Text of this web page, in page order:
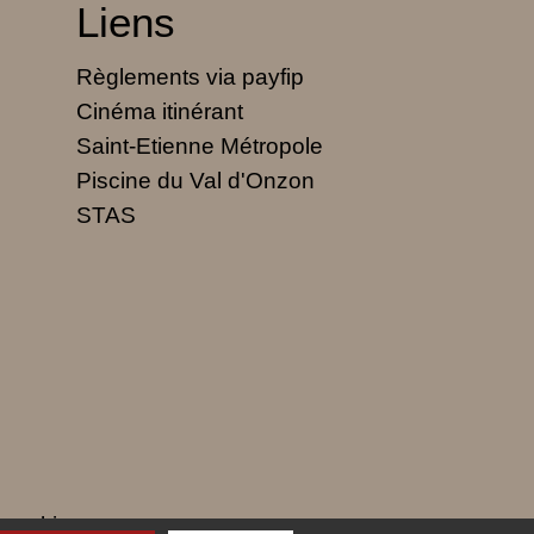
Liens
Règlements via payfip
Cinéma itinérant
Saint-Etienne Métropole
Piscine du Val d'Onzon
STAS